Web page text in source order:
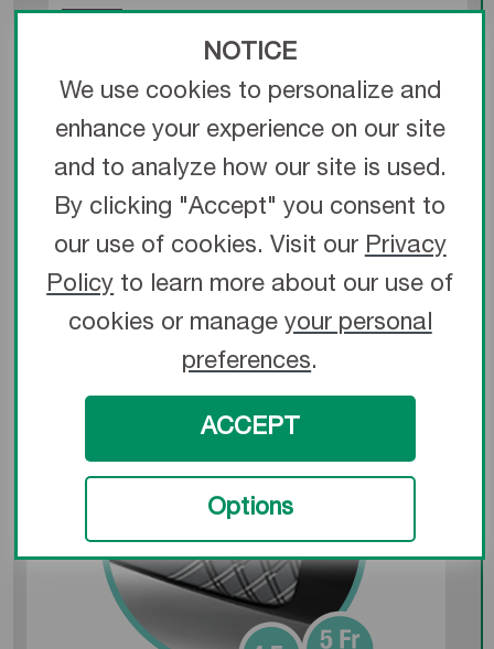
Atteignez les vaisseaux viscéraux
premier ordre1,*
Naviguez dans les régions anatomiques
sinueuses grâce à une capacité de
poussée supérieure
* Par rapport aux cathéters Impress de Merit et Mariner
d’Angiodynamics, selon des tests mécaniques
NOTICE
We use cookies to personalize and
enhance your experience on our site
and to analyze how our site is used.
By clicking "Accept" you consent to
our use of cookies. Visit our Privacy
Policy to learn more about our use of
cookies or manage your personal
preferences.
ACCEPT
Options